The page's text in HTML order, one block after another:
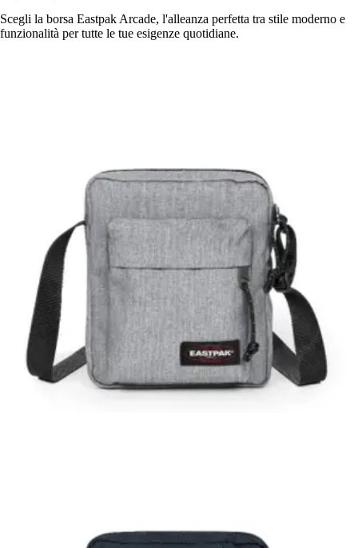
Scegli la borsa Eastpak Arcade, l'alleanza perfetta tra stile moderno e
funzionalità per tutte le tue esigenze quotidiane.